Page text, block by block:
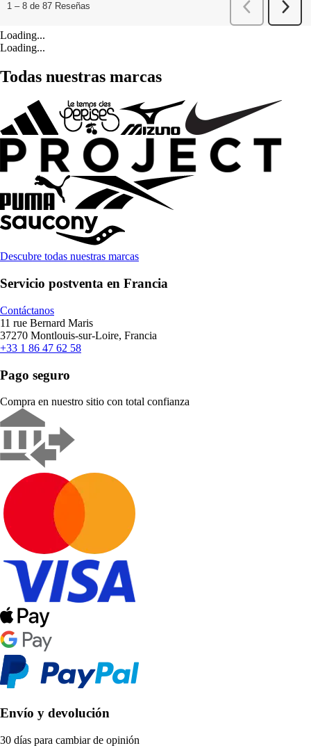
Loading...
Loading...
Todas nuestras marcas
Descubre todas nuestras marcas
Servicio postventa en Francia
Contáctanos
11 rue Bernard Maris
37270 Montlouis-sur-Loire, Francia
+33 1 86 47 62 58
Pago seguro
Compra en nuestro sitio con total confianza
Envío y devolución
30 días para cambiar de opinión